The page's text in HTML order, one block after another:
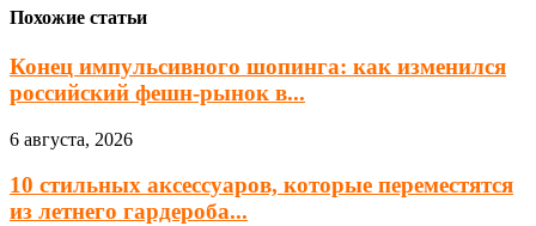
Похожие статьи
Конец импульсивного шопинга: как изменился
российский фешн-рынок в...
6 августа, 2026
10 стильных аксессуаров, которые переместятся
из летнего гардероба...